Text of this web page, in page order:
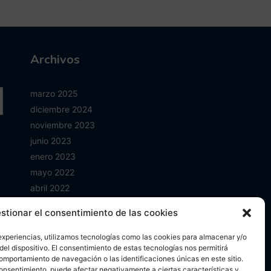
el consentimiento de las cookies
utilizamos tecnologías como las cookies para almacenar y/o
dispositivo. El consentimiento de estas tecnologías nos permitirá
de navegación o las identificaciones únicas en este sitio.
Archivos
marzo 2025
diciembre 2024
noviembre 2023
junio 2023
enero 2023
mayo 2022
abril 2022
septiembre 2021
agosto 2021
mayo 2021
abril 2021